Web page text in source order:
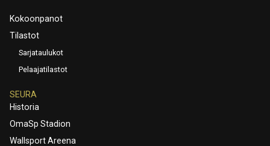
Kokoonpanot
Tilastot
Sarjataulukot
Pelaajatilastot
SEURA
Historia
OmaSp Stadion
Wallsport Areena